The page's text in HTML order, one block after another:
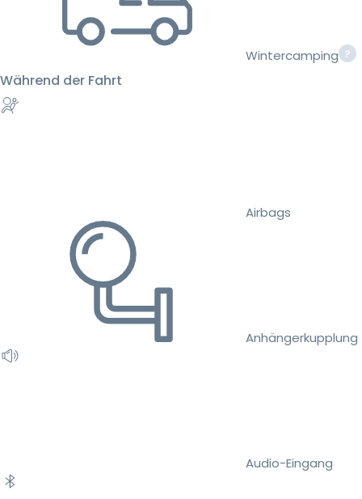
Wintercamping
Während der Fahrt
Airbags
Anhängerkupplung
Audio-Eingang